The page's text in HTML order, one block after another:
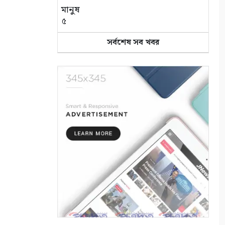
মানুষ
৫
কুলিয়ার পি কে বি ফুটবল মাঠে
ম্যাচ
৬
দীর্ঘশ্বাস নাহয় বুকের
বর্ষা মৌসুমে পাট পচানোর ধুম:
সোনালী আঁশের সুদিনের প্রত্যাশায়
বাদাবনের শেষ ডাক
সর্বশেষ সব খবর